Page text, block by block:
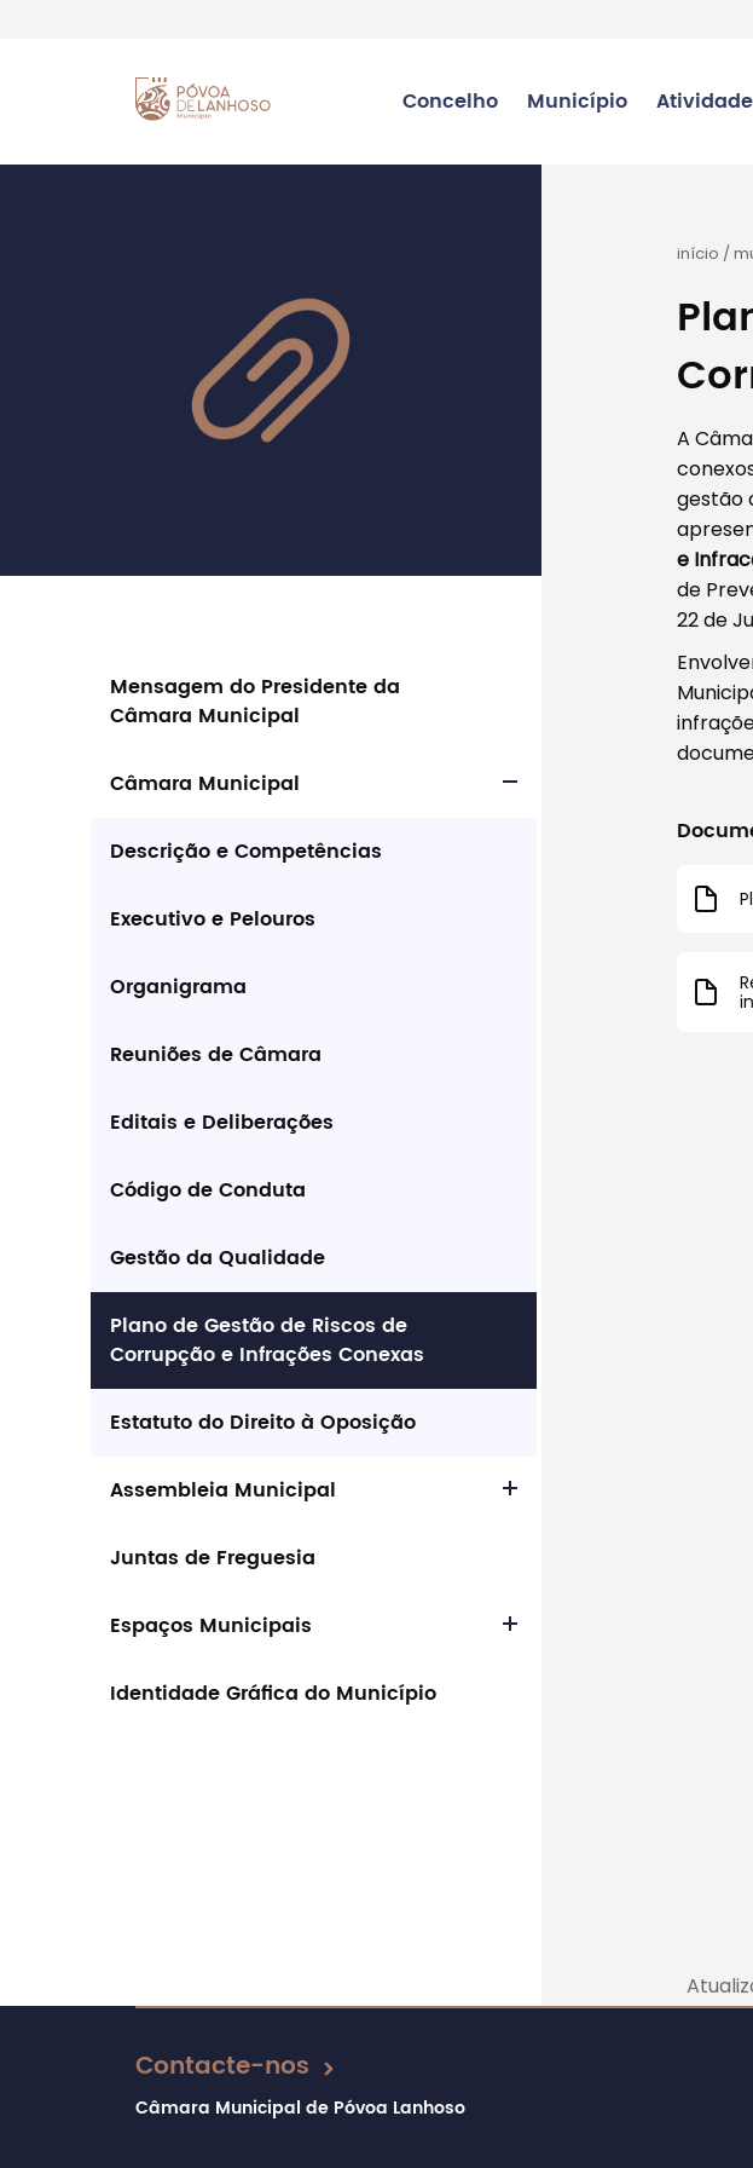
Concelho Município
Procurar
Tipo de conteúdo
Filtros
Mensagem do Presidente da
Câmara Municipal
Câmara Municipal
Descrição e Competências
Executivo e Pelouros
Organigrama
Reuniões de Câmara
Editais e Deliberações
Código de Conduta
Gestão da Qualidade
Plano de Gestão de Riscos de
Corrupção e Infrações Conexas
Estatuto do Direito à Oposição
Assembleia Municipal
Juntas de Freguesia
Espaços Municipais
Identidade Gráfica do Município
início /
A
gestão
e
de
22 de
Contacte-nos
Câmara Municipal de Póvoa Lanhoso